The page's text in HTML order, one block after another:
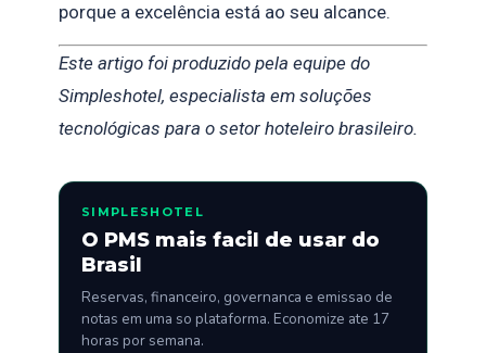
porque a excelência está ao seu alcance.
Este artigo foi produzido pela equipe do
Simpleshotel, especialista em soluções
tecnológicas para o setor hoteleiro brasileiro.
SIMPLESHOTEL
O PMS mais facil de usar do
Brasil
Reservas, financeiro, governanca e emissao de
notas em uma so plataforma. Economize ate 17
horas por semana.